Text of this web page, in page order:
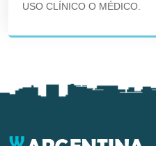
USO CLÍNICO O MÉDICO.